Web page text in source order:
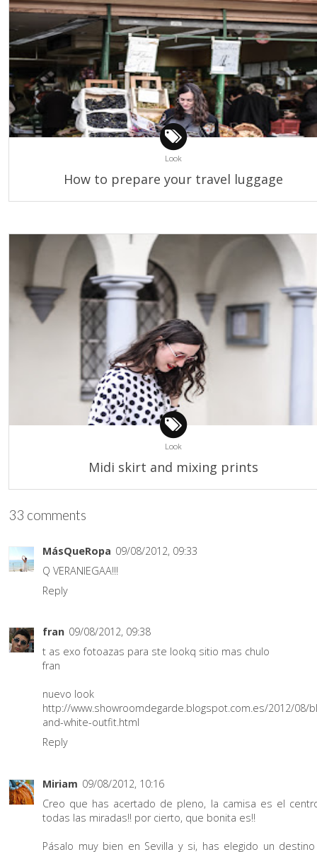
Look
How to prepare your travel luggage
Look
Midi skirt and mixing prints
33 comments
MásQueRopa 09/08/2012, 09:33
Q VERANIEGAA!!!
Reply
fran 09/08/2012, 09:38
t as exo fotoazas para ste lookq sitio mas chulo
fran
nuevo look
http://www.showroomdegarde.blogspot.com.es/2012/08/
and-white-outfit.html
Reply
Miriam 09/08/2012, 10:16
Creo que has acertado de pleno, la camisa es el
todas las miradas!! por cierto, que bonita es!!
Pásalo muy bien en Sevilla y si, has elegido un